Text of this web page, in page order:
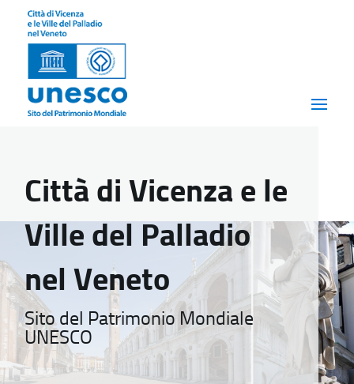
Città di Vicenza e le
Ville del Palladio
nel Veneto
Sito del Patrimonio Mondiale
UNESCO